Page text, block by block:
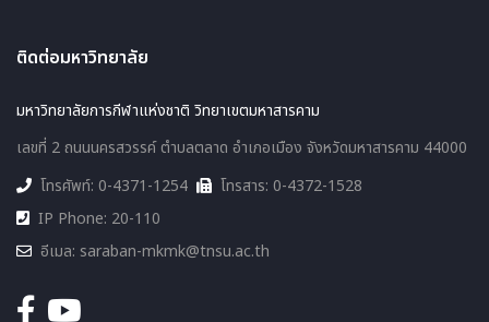
ติดต่อมหาวิทยาลัย
มหาวิทยาลัยการกีฬาแห่งชาติ วิทยาเขตมหาสารคาม
เลขที่ 2 ถนนนครสวรรค์ ตำบลตลาด อำเภอเมือง จังหวัดมหาสารคาม 44000
โทรศัพท์: 0-4371-1254
โทรสาร: 0-4372-1528
IP Phone: 20-110
อีเมล: saraban-mkmk@tnsu.ac.th